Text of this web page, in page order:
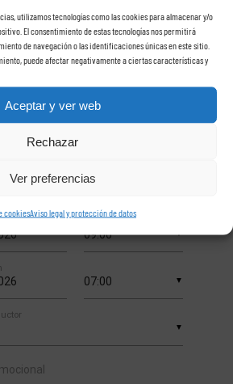
utilizamos tecnologías como las cookies para almacenar y/o
El consentimiento de estas tecnologías nos permitirá
de navegación o las identificaciones únicas en este sitio.
puede afectar negativamente a ciertas características y
Aceptar y ver web
Rechazar
Ver preferencias
cookiesAviso legal y protección de datos
Las Rosas
Tenerife